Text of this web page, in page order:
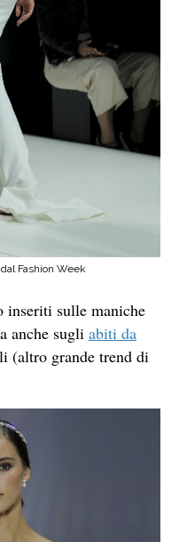
Fashion Week
sulle maniche
anche sugli abiti da
(altro grande trend di